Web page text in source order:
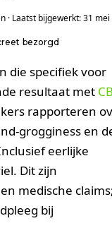
Laatst bijgewerkt: 31 mei
bezorgd
die specifiek voor
resultaat met
rapporteren
grogginess en
eerlijke
Dit zijn
medische
bij